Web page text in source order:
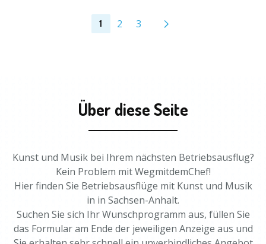
1 2 3
Über diese Seite
Kunst und Musik bei Ihrem nächsten Betriebsausflug?
Kein Problem mit WegmitdemChef!
Hier finden Sie Betriebsausflüge mit Kunst und Musik
in in Sachsen-Anhalt.
Suchen Sie sich Ihr Wunschprogramm aus, füllen Sie
das Formular am Ende der jeweiligen Anzeige aus und